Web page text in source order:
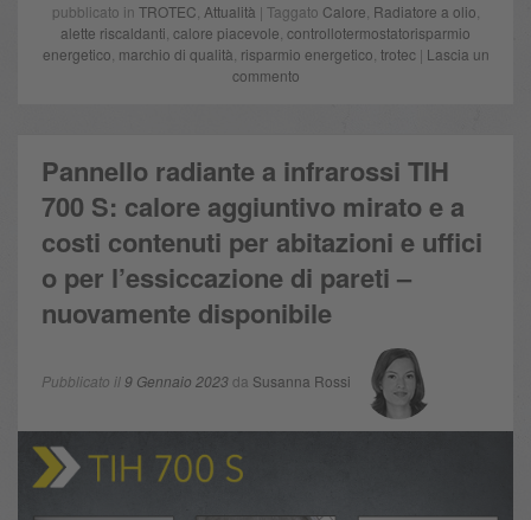
pubblicato in TROTEC Attualità | Taggato Calore Radiatore a olio
alette riscaldanti calore piacevole controllotermostatorisparmio
energetico marchio di qualità risparmio energetico trotec| Lascia un
commento
Pannello radiante a infrarossi TIH
700 S: calore aggiuntivo mirato e a
costi contenuti per abitazioni e uffici
o per l’essiccazione di pareti –
nuovamente disponibile
Pubblicato il9 Gennaio 2023da Susanna Rossi